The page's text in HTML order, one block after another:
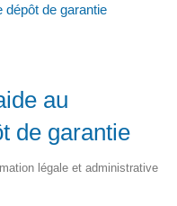
dépôt de garantie
au
de garantie
légale et administrative